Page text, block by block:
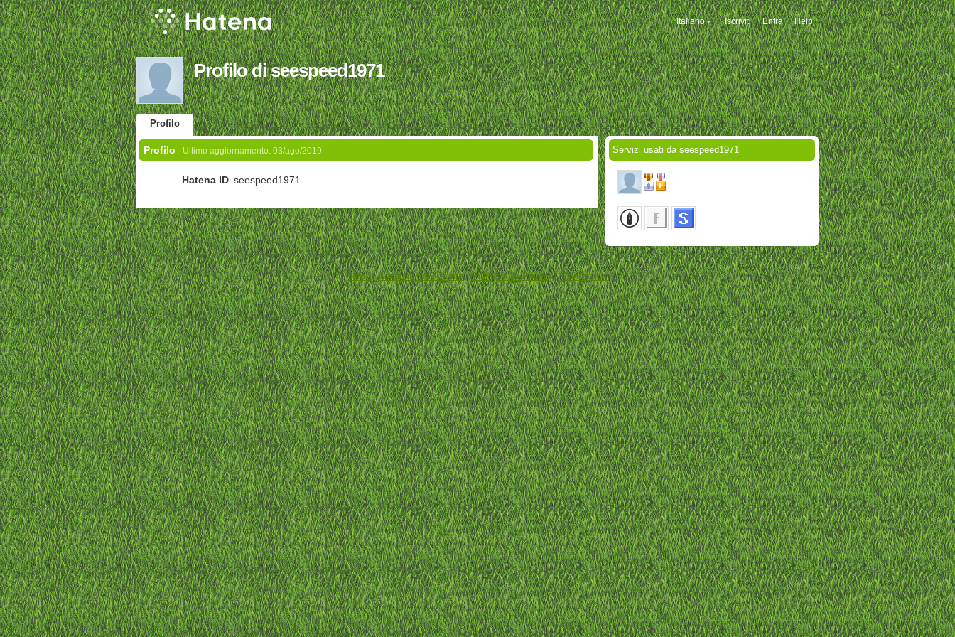
Italiano Iscriviti Entra Help
Profilo di seespeed1971
Profilo
Profilo Ultimo aggiornamento: 03/ago/2019
Hatena ID seespeed1971
Servizi usati da seespeed1971
Home-Accordo con l'Utente-Policy sulla Privacy-Contattacci